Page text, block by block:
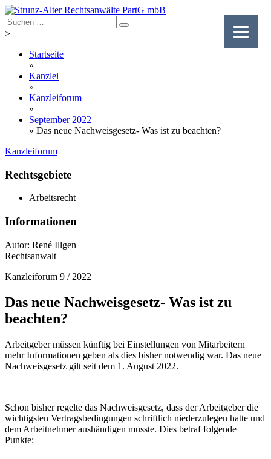
Skip
to
content
>
Startseite
»
Kanzlei
»
Kanzleiforum
»
September 2022
» Das neue Nachweisgesetz- Was ist zu beachten?
Kanzleiforum
Rechtsgebiete
Arbeitsrecht
Informationen
Autor: René Illgen
Rechtsanwalt
Kanzleiforum 9 / 2022
Das neue Nachweisgesetz- Was ist zu
beachten?
Arbeitgeber müssen künftig bei Einstellungen von Mitarbeitern
mehr Informationen geben als dies bisher notwendig war. Das neue
Nachweisgesetz gilt seit dem 1. August 2022.
Schon bisher regelte das Nachweisgesetz, dass der Arbeitgeber die
wichtigsten Vertragsbedingungen schriftlich niederzulegen hatte und
dem Arbeitnehmer aushändigen musste. Dies betraf folgende
Punkte: